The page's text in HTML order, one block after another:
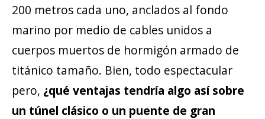
200 metros cada uno, anclados al fondo
marino por medio de cables unidos a
cuerpos muertos de hormigón armado de
titánico tamaño. Bien, todo espectacular
pero, ¿qué ventajas tendría algo así sobre
un túnel clásico o un puente de gran